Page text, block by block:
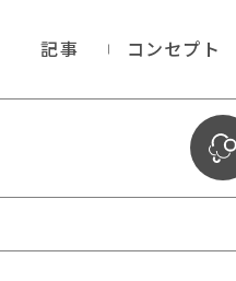
記事 コンセプト